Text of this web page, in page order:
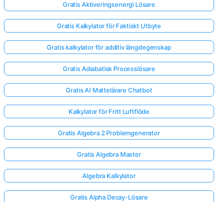
Gratis Aktiveringsenergi Lösare
Gratis Kalkylator för Faktiskt Utbyte
Gratis kalkylator för additiv längdegenskap
Gratis Adiabatisk Processlösare
Gratis AI Mattelärare Chatbot
Kalkylator för Fritt Luftflöde
Gratis Algebra 2 Problemgenerator
Gratis Algebra Master
Algebra Kalkylator
Gratis Alpha Decay-Lösare